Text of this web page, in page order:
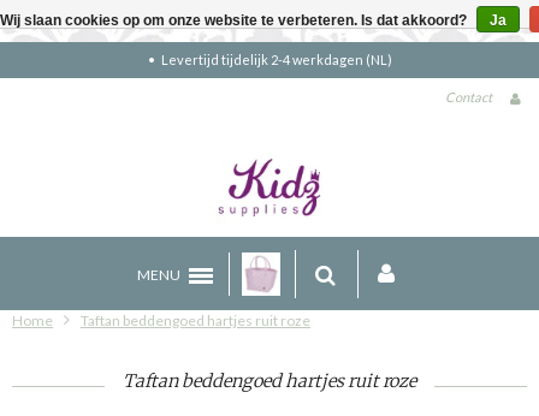
Levertijd tijdelijk 2-4 werkdagen (NL)
Contact
MENU
Home Taftan beddengoed hartjes ruit roze
Taftan beddengoed hartjes ruit roze
Wij slaan cookies op om onze website te verbeteren. Is dat akkoord? Ja